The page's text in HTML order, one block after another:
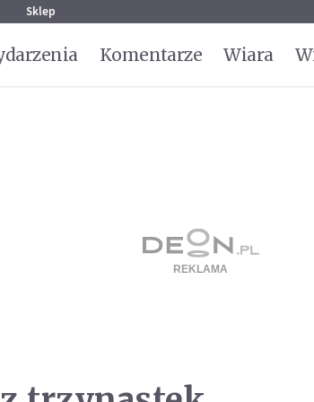
Sklep
Komentarze Wiara